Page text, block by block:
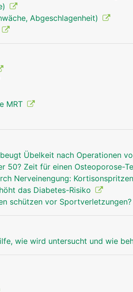
Handgelenk Mann
Abgeschlagenheit)
MRT
Übelkeit nach Operationen
50? Zeit für einen Osteoporose-
Nerveinengung:
das Diabetes-Risiko
schützen vor Sportverletzungen?
wie wird untersucht und wie